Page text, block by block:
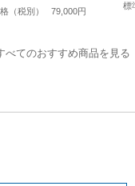
（税別）
79,000円
標
べてのおすすめ商品を見る